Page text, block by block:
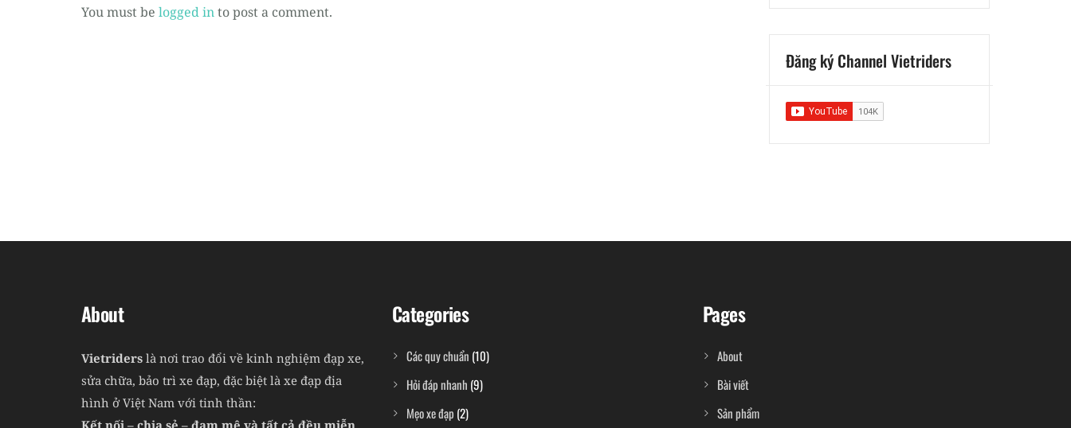
You must be logged into post a comment.
Đăng ký Channel Vietriders
About
Vietriders là nơi trao đổi về kinh nghiệm đạp xe,
sửa chữa, bảo trì xe đạp, đặc biệt là xe đạp địa
hình ở Việt Nam với tinh thần:
Kết nối – chia sẻ – đam mê và tất cả đều miễn
Categories
Các quy chuẩn (10)
Hỏi đáp nhanh (9)
Mẹo xe đạp (2)
Pages
About
Bài viết
Sản phẩm